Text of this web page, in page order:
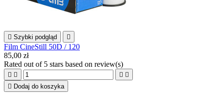
 Szybki podgląd 
Film CineStill 50D / 120
85,00 zł
Rated out of 5 stars based on review(s)
   
 Dodaj do koszyka